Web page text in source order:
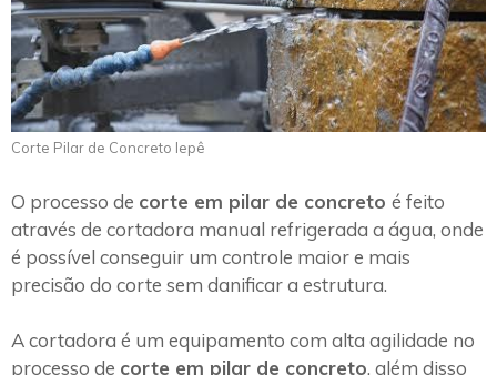
Corte Pilar de Concreto Iepê
O processo de corte em pilar de concreto é feito
através de cortadora manual refrigerada a água, onde
é possível conseguir um controle maior e mais
precisão do corte sem danificar a estrutura.
A cortadora é um equipamento com alta agilidade no
processo de corte em pilar de concreto, além disso